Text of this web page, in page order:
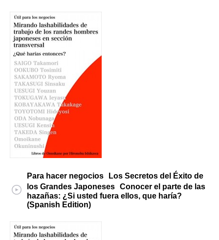
Para hacer negocios Los Secretos del Éxito de
los Grandes Japoneses Conocer el parte de las
hazañas: ¿Si usted fuera ellos, que haría?
(Spanish Edition)